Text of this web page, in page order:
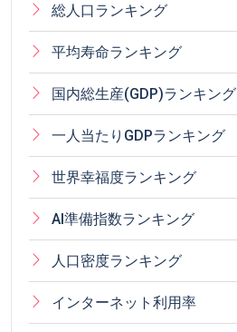
総人口ランキング
平均寿命ランキング
国内総生産(GDP)ランキング
一人当たりGDPランキング
世界幸福度ランキング
AI準備指数ランキング
人口密度ランキング
インターネット利用率